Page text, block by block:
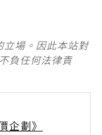
立場。因此本站對
負任何法律責
企劃》